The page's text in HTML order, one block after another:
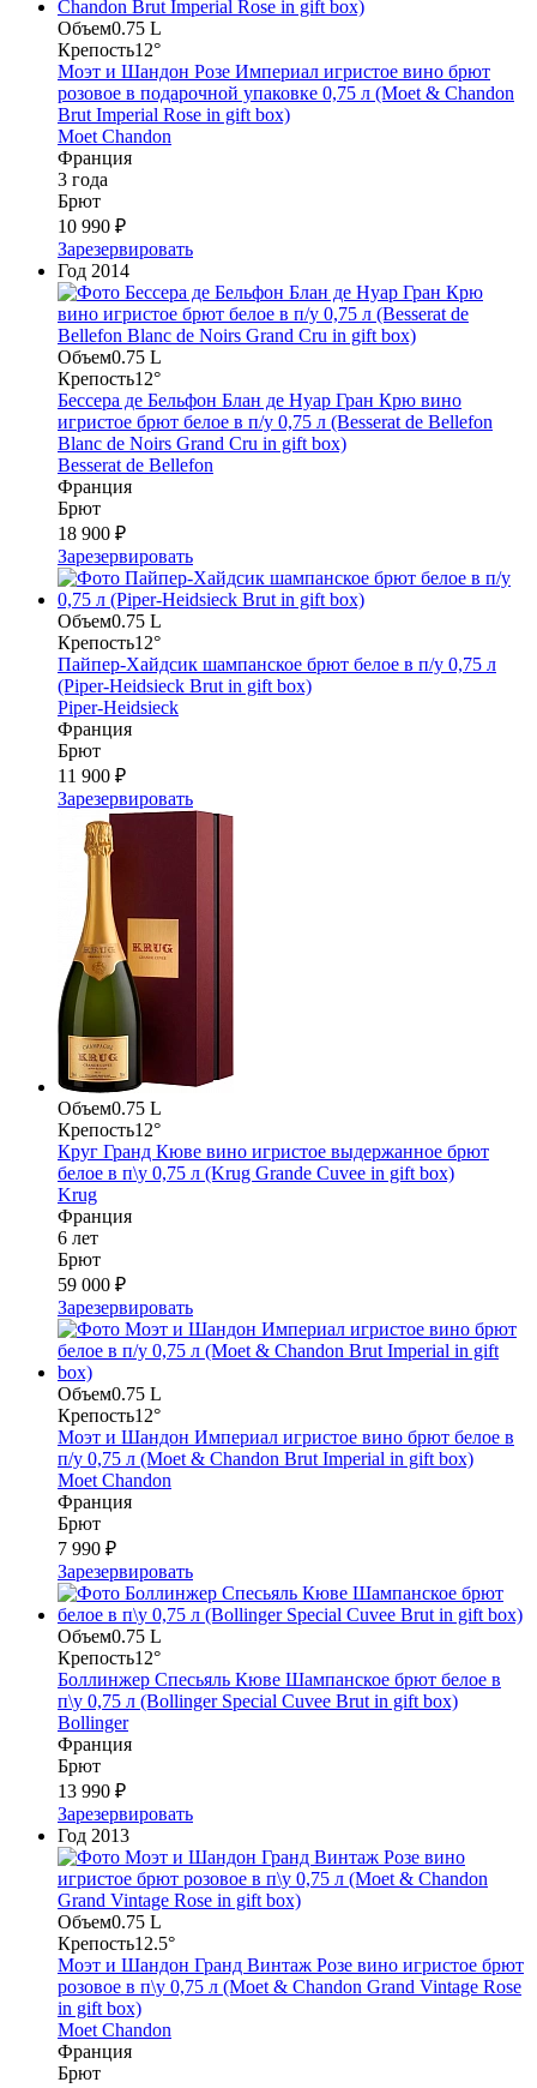
Объем0.75 L
Крепость12°
Моэт и Шандон Розе Империал игристое вино брют
розовое в подарочной упаковке 0,75 л (Moet & Chandon
Brut Imperial Rose in gift box)
Moet Chandon
Франция
3 года
Брют
10 990 ₽
Зарезервировать
Год 2014
Объем0.75 L
Крепость12°
Бессера де Бельфон Блан де Нуар Гран Крю вино
игристое брют белое в п/у 0,75 л (Besserat de Bellefon
Blanc de Noirs Grand Cru in gift box)
Besserat de Bellefon
Франция
Брют
18 900 ₽
Зарезервировать
Объем0.75 L
Крепость12°
Пайпер-Хайдсик шампанское брют белое в п/у 0,75 л
(Piper-Heidsieck Brut in gift box)
Piper-Heidsieck
Франция
Брют
11 900 ₽
Зарезервировать
Объем0.75 L
Крепость12°
Круг Гранд Кюве вино игристое выдержанное брют
белое в п\у 0,75 л (Krug Grande Cuvee in gift box)
Krug
Франция
6 лет
Брют
59 000 ₽
Зарезервировать
Объем0.75 L
Крепость12°
Моэт и Шандон Империал игристое вино брют белое в
п/у 0,75 л (Moet & Chandon Brut Imperial in gift box)
Moet Chandon
Франция
Брют
7 990 ₽
Зарезервировать
Объем0.75 L
Крепость12°
Боллинжер Спесьяль Кюве Шампанское брют белое в
п\у 0,75 л (Bollinger Special Cuvee Brut in gift box)
Bollinger
Франция
Брют
13 990 ₽
Зарезервировать
Год 2013
Объем0.75 L
Крепость12.5°
Моэт и Шандон Гранд Винтаж Розе вино игристое брют
розовое в п\у 0,75 л (Moet & Chandon Grand Vintage Rose
in gift box)
Moet Chandon
Франция
Брют